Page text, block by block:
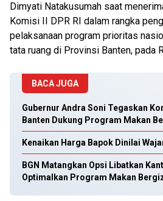
Dimyati Natakusumah saat
Komisi II DPR RI dalam rangka
pelaksanaan program prioritas
tata ruang di Provinsi Banten, pada
BACA JUGA
Gubernur Andra Soni Tegaskan
Banten Dukung Program Makan
Kenaikan Harga Bapok Dinilai
BGN Matangkan Opsi Libatkan
Optimalkan Program Makan